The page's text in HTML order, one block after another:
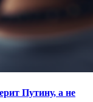
Путину, а не